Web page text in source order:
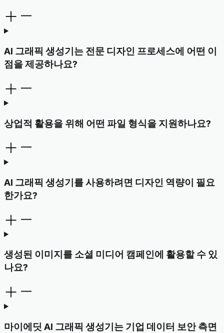
AI 그래픽 생성기는 전문 디자인 프로세스에 어떤 이
점을 제공하나요?
상업적 활용을 위해 어떤 파일 형식을 지원하나요?
AI 그래픽 생성기를 사용하려면 디자인 역량이 필요
한가요?
생성된 이미지를 소셜 미디어 캠페인에 활용할 수 있
나요?
마이에딧 AI 그래픽 생성기는 기업 데이터 보안 측면